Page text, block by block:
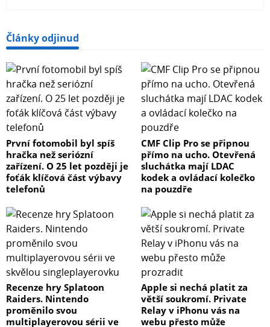
Články odjinud
První fotomobil byl spíš
hračka než seriózní
zařízení. O 25 let později je
foťák klíčová část výbavy
telefonů
CMF Clip Pro se připnou
přímo na ucho. Otevřená
sluchátka mají LDAC
kodek a ovládací kolečko
na pouzdře
Recenze hry Splatoon
Raiders. Nintendo
proměnilo svou
multiplayerovou sérii ve
Apple si nechá platit za
větší soukromí. Private
Relay v iPhonu vás na
webu přesto může